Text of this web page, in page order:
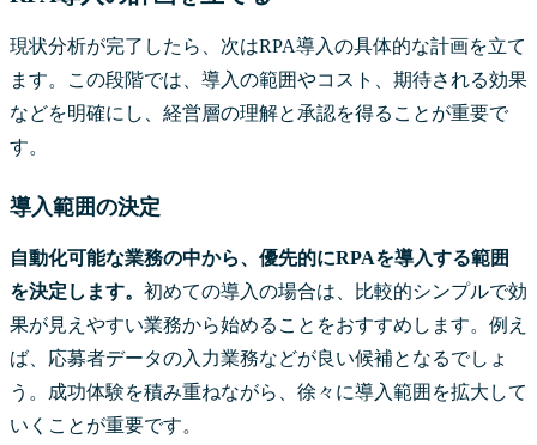
現状分析が完了したら、次はRPA導入の具体的な計画を立て
ます。この段階では、導入の範囲やコスト、期待される効果
などを明確にし、経営層の理解と承認を得ることが重要で
す。
導入範囲の決定
自動化可能な業務の中から、優先的にRPAを導入する範囲
を決定します。 初めての導入の場合は、比較的シンプルで効
果が見えやすい業務から始めることをおすすめします。例え
ば、応募者データの入力業務などが良い候補となるでしょ
う。成功体験を積み重ねながら、徐々に導入範囲を拡大して
いくことが重要です。